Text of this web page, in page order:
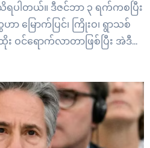
ပါတယ်။ ဒီဇင်ဘာ ၃ ရက်ကစပြီး
မြောက်ပြင်၊ ကြိုးဝ၊ ရွာသစ်
ဝင်ရောက်လာတာဖြစ်ပြီး အဲဒီနေ့